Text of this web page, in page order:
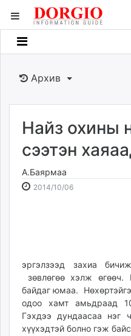
Мэдээллийн
Банк санхүү
Бизнес ААН
Төрийн
dorgio.mn
Gogo.mn
tovch.mn
ikon.mn
mnb.mn
Livetv.mn
Eguur.mn
Архив
Найз охины
сээтэн
А.Баярмаа
2014/10/062014-
2026-
эргэлзээд захиа
зөвлөгөө хэлж
байдаг юмаа.
одоо хамт амьдраад
Гэхдээ дундаасаа нэг
хүүхэдтэй болно гэж